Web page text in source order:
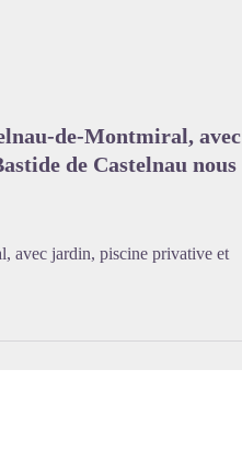
de-Montmiral, avec
de Castelnau nous
avec jardin, piscine privative et